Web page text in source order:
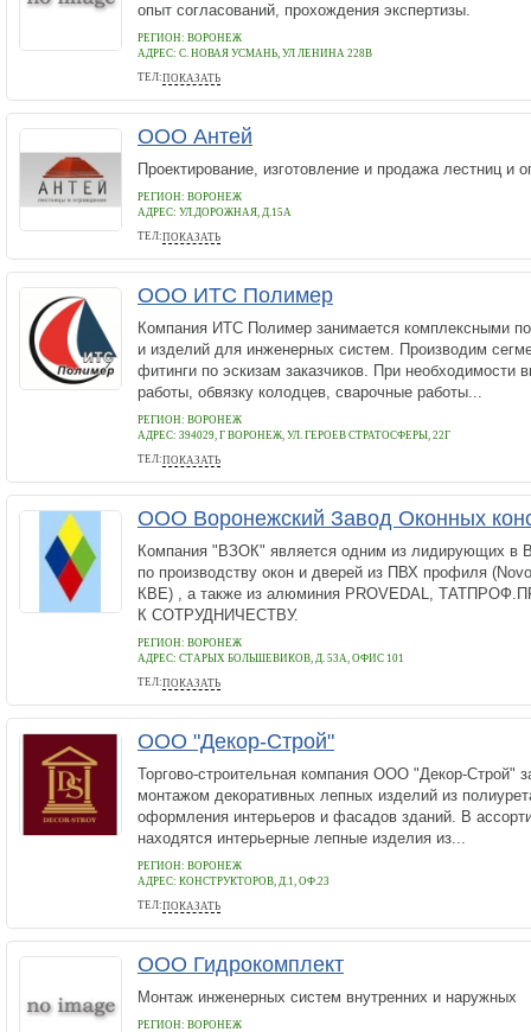
опыт согласований, прохождения экспертизы.
РЕГИОН: ВОРОНЕЖ
АДРЕС: С. НОВАЯ УСМАНЬ, УЛ ЛЕНИНА 228В
ТЕЛ:ПОКАЗАТЬ
+79202274080
ООО Антей
Проектирование, изготовление и продажа лестниц и
РЕГИОН: ВОРОНЕЖ
АДРЕС: УЛ.ДОРОЖНАЯ, Д.15А
ТЕЛ:ПОКАЗАТЬ
+7(900)30-22-088
ООО ИТС Полимер
Компания ИТС Полимер занимается комплексными
и изделий для инженерных систем. Производим
фитинги по эскизам заказчиков. При необходимости
работы, обвязку колодцев, сварочные работы...
РЕГИОН: ВОРОНЕЖ
АДРЕС: 394029, Г ВОРОНЕЖ, УЛ. ГЕРОЕВ СТРАТОСФЕРЫ, 22Г
ТЕЛ:ПОКАЗАТЬ
+7(473) 241-06-07
ООО Воронежский Завод Оконных
Компания "ВЗОК" является одним из лидирующих в
по производству окон и дверей из ПВХ профиля
КВЕ) , а также из алюминия PROVEDAL,
К СОТРУДНИЧЕСТВУ.
РЕГИОН: ВОРОНЕЖ
АДРЕС: СТАРЫХ БОЛЬШЕВИКОВ, Д. 53А, ОФИС 101
ТЕЛ:ПОКАЗАТЬ
8-910-285-83-68
ООО "Декор-Строй"
Торгово-строительная компания ООО "Декор-Строй"
монтажом декоративных лепных изделий из
оформления интерьеров и фасадов зданий. В
находятся интерьерные лепные изделия из...
РЕГИОН: ВОРОНЕЖ
АДРЕС: КОНСТРУКТОРОВ, Д.1, ОФ.23
ТЕЛ:ПОКАЗАТЬ
8-473-200-06-13
ООО Гидрокомплект
Монтаж инженерных систем внутренних и наружных
РЕГИОН: ВОРОНЕЖ